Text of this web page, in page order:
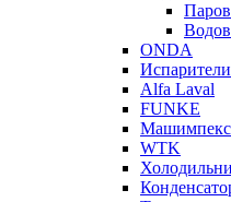
ONDA
Alfa Laval
FUNKE
Машимпекс
WTK